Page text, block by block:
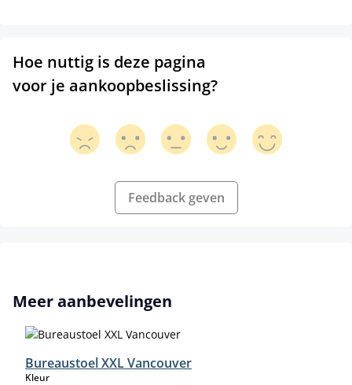
Hoe nuttig is deze pagina
voor je aankoopbeslissing?
Feedback geven
Productgalerij overslaan
Meer aanbevelingen
Bureaustoel XXL Vancouver
Kleurselect